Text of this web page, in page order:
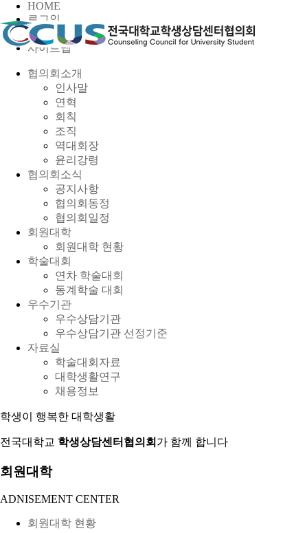
HOME
로그인
회원가입
사이트맵
협의회소개
인사말
연혁
회칙
조직
역대회장
윤리강령
협의회소식
공지사항
협의회동정
협의회일정
회원대학
회원대학 현황
학술대회
연차 학술대회
동계학술 대회
우수기관
우수상담기관
우수상담기관 선정기준
자료실
학술대회자료
대학생활연구
채용정보
학생이 행복한 대학생활
전국대학교 학생상담센터협의회 가 함께 합니다
회원대학
ADNISEMENT CENTER
회원대학 현황